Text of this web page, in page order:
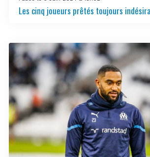
Les cinq joueurs prêtés toujours